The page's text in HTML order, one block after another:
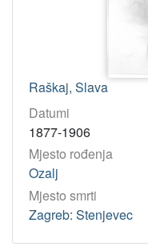
Raškaj, Slava
Datumi
1877-1906
Mjesto rođenja
Ozalj
Mjesto smrti
Zagreb: Stenjevec